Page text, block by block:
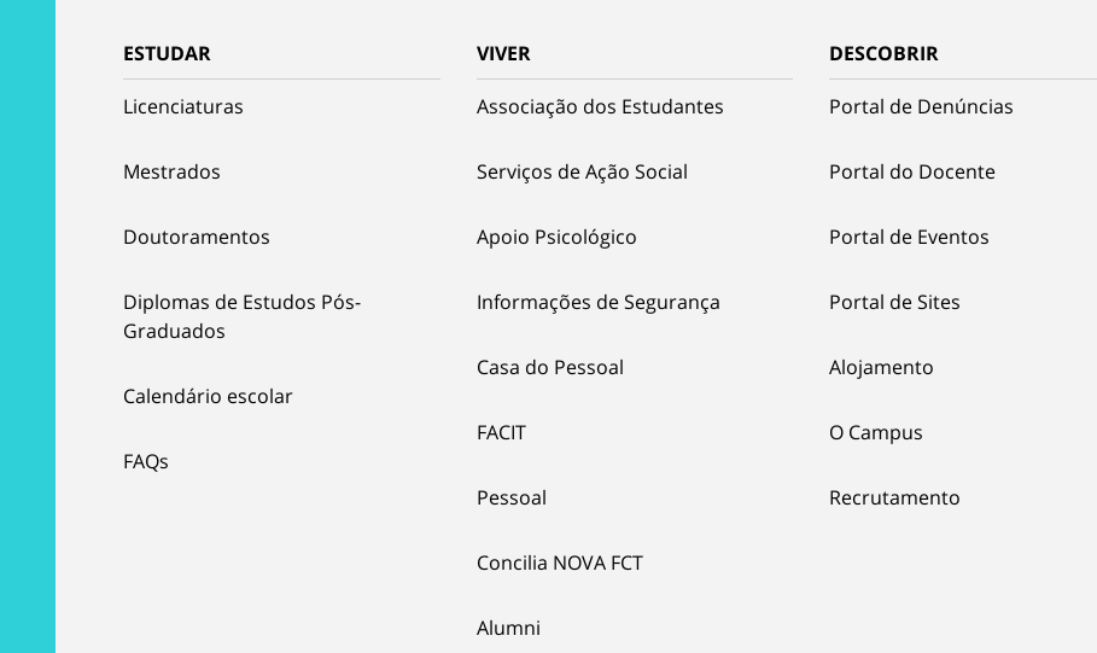
ESTUDAR
Licenciaturas
Mestrados
Doutoramentos
Diplomas de Estudos Pós-
Graduados
Calendário escolar
FAQs
VIVER
Associação dos Estudantes
Serviços de Ação Social
Apoio Psicológico
Informações de Segurança
Casa do Pessoal
FACIT
Pessoal
Concilia NOVA FCT
Alumni
DESCOBRIR
Portal de Denúncias
Portal do Docente
Portal de Eventos
Portal de Sites
Alojamento
O Campus
Recrutamento